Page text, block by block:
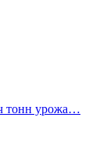
тонн урожа…